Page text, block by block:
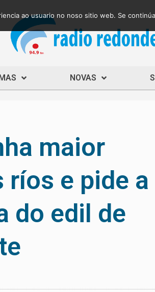
NOVAS
maior
e pide a
do edil de
ao usuario no noso sitio web. Se